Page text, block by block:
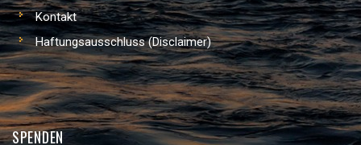
Kontakt
Haftungsausschluss (Disclaimer)
SPENDEN